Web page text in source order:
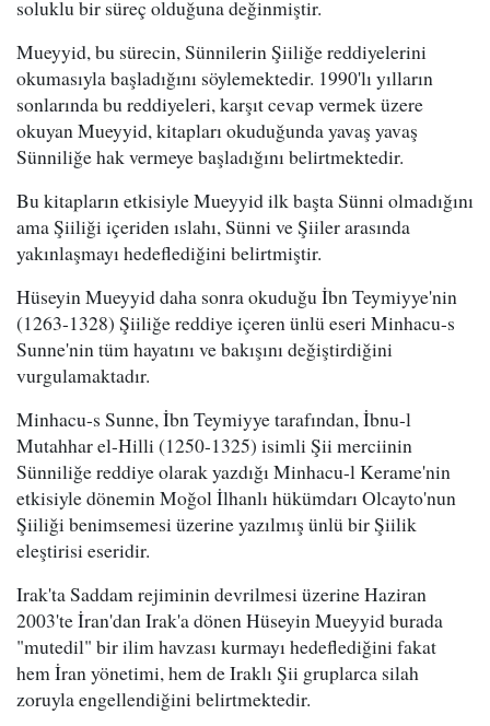
soluklu bir süreç olduğuna değinmiştir.
Mueyyid, bu sürecin, Sünnilerin Şiiliğe reddiyelerini
okumasıyla başladığını söylemektedir. 1990'lı yılların
sonlarında bu reddiyeleri, karşıt cevap vermek üzere
okuyan Mueyyid, kitapları okuduğunda yavaş yavaş
Sünniliğe hak vermeye başladığını belirtmektedir.
Bu kitapların etkisiyle Mueyyid ilk başta Sünni olmadığını
ama Şiiliği içeriden ıslahı, Sünni ve Şiiler arasında
yakınlaşmayı hedeflediğini belirtmiştir.
Hüseyin Mueyyid daha sonra okuduğu İbn Teymiyye'nin
(1263-1328) Şiiliğe reddiye içeren ünlü eseri Minhacu-s
Sunne'nin tüm hayatını ve bakışını değiştirdiğini
vurgulamaktadır.
Minhacu-s Sunne, İbn Teymiyye tarafından, İbnu-l
Mutahhar el-Hilli (1250-1325) isimli Şii merciinin
Sünniliğe reddiye olarak yazdığı Minhacu-l Kerame'nin
etkisiyle dönemin Moğol İlhanlı hükümdarı Olcayto'nun
Şiiliği benimsemesi üzerine yazılmış ünlü bir Şiilik
eleştirisi eseridir.
Irak'ta Saddam rejiminin devrilmesi üzerine Haziran
2003'te İran'dan Irak'a dönen Hüseyin Mueyyid burada
"mutedil" bir ilim havzası kurmayı hedeflediğini fakat
hem İran yönetimi, hem de Iraklı Şii gruplarca silah
zoruyla engellendiğini belirtmektedir.